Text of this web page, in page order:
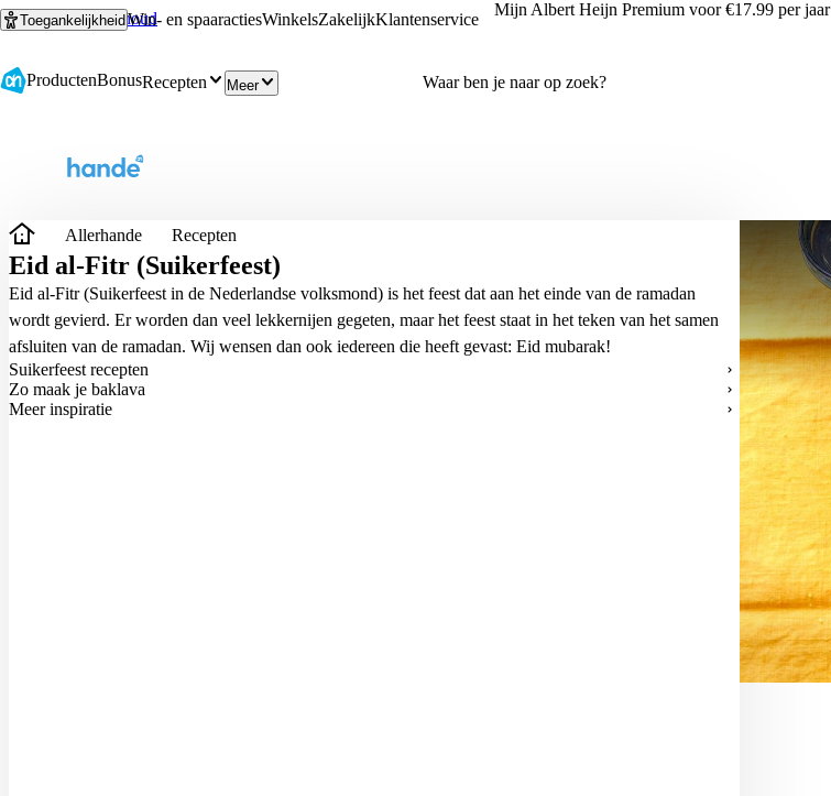
Ga naar hoofdinhoud
Ga naar zoeken
ToegankelijkheidWin- en spaaractiesWinkelsZakelijkKlantenservice
Mijn Albert Heijn Premium voor €17.99 per jaar
ProductenBonusRecepten Meer
Allerhande Recepten
Eid al-Fitr (Suikerfeest)
Eid al-Fitr (Suikerfeest in de Nederlandse volksmond) is het feest dat aan het einde van de ramadan
wordt gevierd. Er worden dan veel lekkernijen gegeten, maar het feest staat in het teken van het samen
afsluiten van de ramadan. Wij wensen dan ook iedereen die heeft gevast: Eid mubarak!
Suikerfeest recepten
Zo maak je baklava
Meer inspiratie